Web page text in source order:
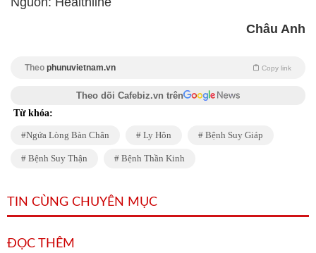
Châu Anh
Theo phunuvietnam.vn Copy link
Theo dõi Cafebiz.vn trên
Từ khóa:
Ngứa Lòng Bàn Chân Ly Hôn Bệnh Suy Giáp
Bệnh Suy Thận Bệnh Thần Kinh
TIN CÙNG CHUYÊN MỤC
ĐỌC THÊM